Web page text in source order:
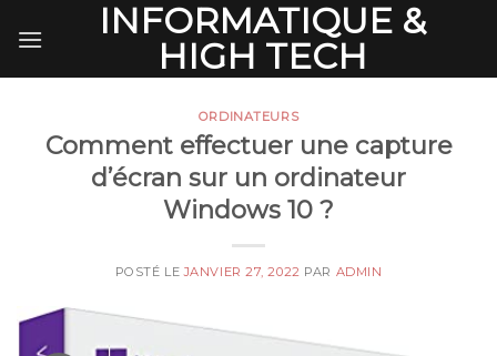
INFORMATIQUE &
HIGH TECH
ORDINATEURS
Comment effectuer une capture
d’écran sur un ordinateur
Windows 10 ?
POSTÉ LEJANVIER 27, 2022 PAR ADMIN